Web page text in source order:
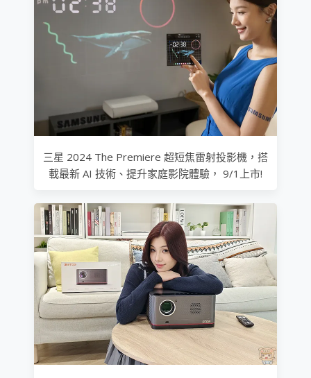
三星 2024 The Premiere 超短焦雷射投影機，搭
載最新 AI 技術、提升家庭影院體驗， 9/1上市!